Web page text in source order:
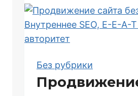
без
потери
Без рубрики